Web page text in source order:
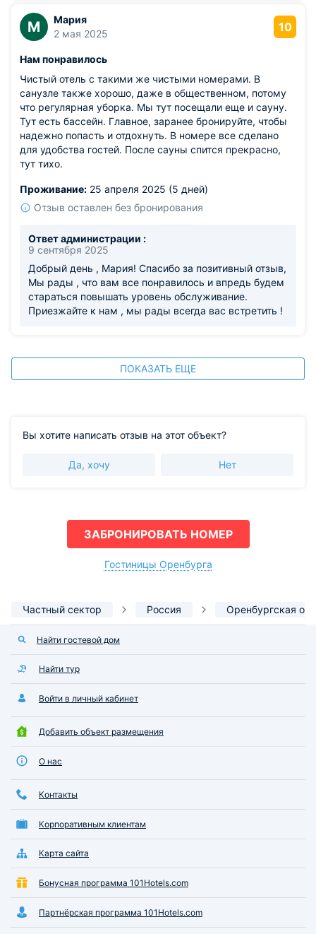
М
Мария
2 мая 2025
10
Нам понравилось
Чистый отель с такими же чистыми номерами. В
санузле также хорошо, даже в общественном, потому
что регулярная уборка. Мы тут посещали еще и сауну.
Тут есть бассейн. Главное, заранее бронируйте, чтобы
надежно попасть и отдохнуть. В номере все сделано
для удобства гостей. После сауны спится прекрасно,
тут тихо.
Проживание: 25 апреля 2025 (5 дней)
Отзыв оставлен без бронирования
Ответ администрации :
9 сентября 2025
Добрый день , Мария! Спасибо за позитивный отзыв,
Мы рады , что вам все понравилось и впредь будем
стараться повышать уровень обслуживание.
Приезжайте к нам , мы рады всегда вас встретить !
ПОКАЗАТЬ ЕЩЕ
Вы хотите написать отзыв на этот объект?
Да, хочу Нет
ЗАБРОНИРОВАТЬ НОМЕР
Гостиницы Оренбурга
Частный сектор Россия Оренбургская
Найти гостевой дом
Найти тур
Войти в личный кабинет
Добавить объект размещения
О нас
Контакты
Корпоративным клиентам
Карта сайта
Бонусная программа 101Hotels.com
Партнёрская программа 101Hotels.com